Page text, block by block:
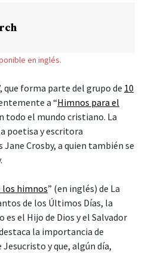
en inglés.
que forma parte del grupo de 10
a “Himnos para el
todo el mundo cristiano. La
poetisa y escritora
Crosby, a quien también se
los himnos” (en inglés) de La
de los Últimos Días, la
es el Hijo de Dios y el Salvador
la importancia de
y que, algún día,